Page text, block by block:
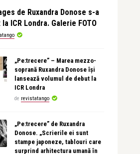
de Ruxandra Donose s-a
ICR Londra. Galerie FOTO
„Pe:trecere” – Marea mezzo-
soprană Ruxandra Donose își
lansează volumul de debut la
ICR Londra
de revistatango
„Pe:trecere” de Ruxandra
Donose. „Scrierile ei sunt
stampe japoneze, tablouri care
surprind arhitectura umană în